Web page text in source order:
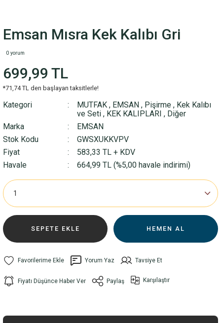
Emsan Mısra Kek Kalıbı Gri
0 yorum
699,99 TL
*71,74 TL den başlayan taksitlerle!
Kategori MUTFAK , EMSAN , Pişirme , Kek Kalıbı
ve Seti , KEK KALIPLARI , Diğer
Marka
EMSAN
Stok Kodu
GWSXUKKVPV
Fiyat
583,33 TL + KDV
Havale
664,99 TL (%5,00 havale indirimi)
SEPETE EKLE HEMEN AL
Yorum Yaz Tavsiye Et
Fiyatı Düşünce Haber Ver Paylaş Karşılaştır